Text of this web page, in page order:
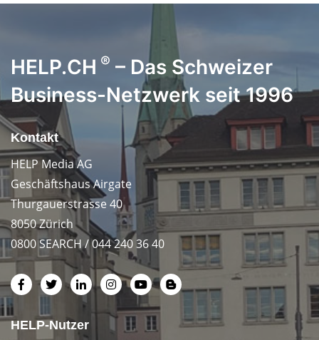
HELP.CH ® – Das Schweizer
Business-Netzwerk seit 1996
Kontakt
HELP Media AG
Geschäftshaus Airgate
Thurgauerstrasse 40
8050 Zürich
0800 SEARCH / 044 240 36 40
HELP-Nutzer